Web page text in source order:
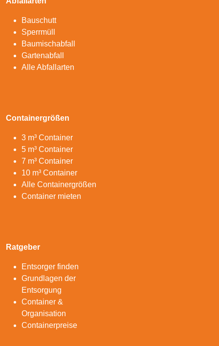
Bauschutt
Sperrmüll
Baumischabfall
Gartenabfall
Alle Abfallarten
Containergrößen
3 m³ Container
5 m³ Container
7 m³ Container
10 m³ Container
Alle Containergrößen
Container mieten
Ratgeber
Entsorger finden
Grundlagen der
Entsorgung
Container &
Organisation
Containerpreise